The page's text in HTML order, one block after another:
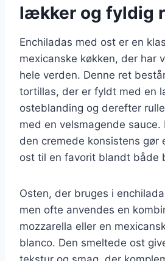
lækker og fyldig
Enchiladas med ost er en
mexicanske køkken, der har
hele verden. Denne ret
tortillas, der er fyldt med en
osteblanding og derefter
med en velsmagende sauce.
den cremede konsistens gør
ost til en favorit blandt både
Osten, der bruges i
men ofte anvendes en
mozzarella eller en
blanco. Den smeltede ost